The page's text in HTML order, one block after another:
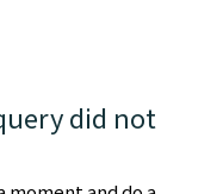
did not